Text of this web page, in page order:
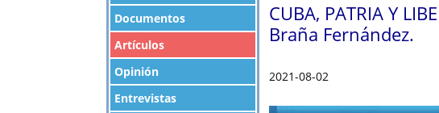
Documentos
Artículos
Opinión
Entrevistas
CUBA, PATRIA Y
Braña Fernández.
2021-08-02